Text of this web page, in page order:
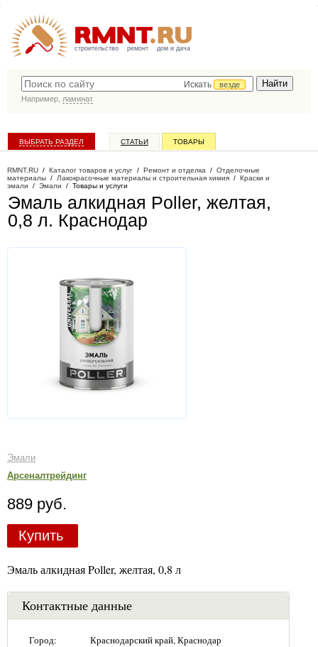
строительство ремонт дом и дача
Искать
везде
Например, ламинат
ВЫБРАТЬ РАЗДЕЛ СТАТЬИ ТОВАРЫ
RMNT.RU / Каталог товаров и услуг / Ремонт и отделка / Отделочные
материалы / Лакокрасочные материалы и строительная химия / Краски и
эмали / Эмали / Товары и услуги
Эмаль алкидная Poller, желтая,
0,8 л. Краснодар
Эмали
Арсеналтрейдинг
889 руб.
Купить
Эмаль алкидная Poller, желтая, 0,8 л
Контактные данные
Город: Краснодарский край, Краснодар